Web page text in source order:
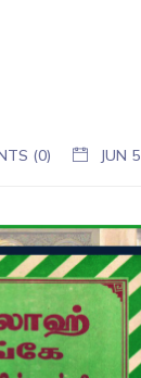
(0) JUN 5